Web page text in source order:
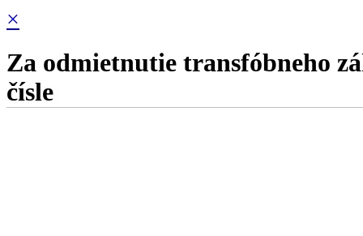
×
Za odmietnutie transfóbneho
čísle